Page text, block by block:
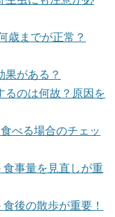
歳までが正常？
果がある？
るのは何故？原因を
べる場合のチェッ
事量を見直しが重
後の散歩が重要！